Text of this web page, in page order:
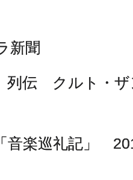
新聞
列伝 クルト・
楽巡礼記」